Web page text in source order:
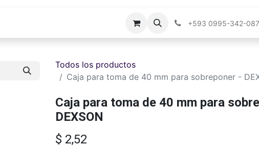
Hosting +593 0995-342-087
Todos los productos
Caja para toma de 40 mm para sobreponer -
Caja para toma de 40 mm para
DEXSON
$ 2,52